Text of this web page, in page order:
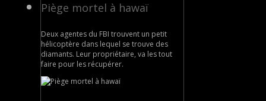
Piège mortel à hawaï
Deux agentes du FBI trouvent un petit
hélicoptère dans lequel se trouve des
diamants. Leur propriétaire, va les tout
faire pour les récupérer.